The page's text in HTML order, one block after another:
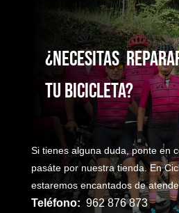
¿NecesitaS
TU bicicleta?
Si tienes alguna duda, ponte en
pasáte por nuestra tienda. En
estaremos encantados de
Teléfono: 962 876 873